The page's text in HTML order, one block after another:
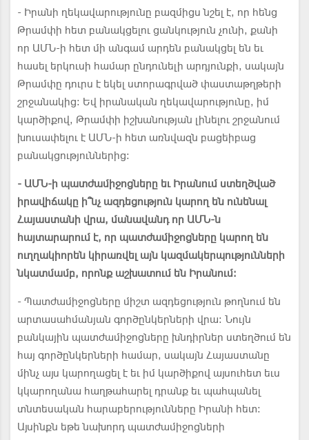
- Իրանի ղեկավարությունը բազմիցս նշել է, որ հենց
Թրամփի հետ բանակցելու ցանկություն չունի, քանի
որ ԱՄՆ-ի հետ մի անգամ արդեն բանակցել են եւ
հասել երկուսի համար ընդունելի արդյունքի, սակայն
Թրամփը դուրս է եկել ստորագրված փաստաթղթերի
շրջանակից: Եվ իրանական ղեկավարությունը, իմ
կարծիքով, Թրամփի իշխանության լինելու շրջանում
խուսափելու է ԱՄՆ-ի հետ առնվազն բացեիբաց
բանակցություններից:
- ԱՄՆ-ի պատժամիջոցները եւ Իրանում ստեղծված
իրավիճակը ի՞նչ ազդեցություն կարող են ունենալ
Հայաստանի վրա, մանավանդ որ ԱՄՆ-ն
հայտարարում է, որ պատժամիջոցները կարող են
ուղղակիորեն կիրառվել այն կազմակերպությունների
նկատմամբ, որոնք աշխատում են Իրանում:
- Պատժամիջոցները միշտ ազդեցություն թողնում են
արտասահմանյան գործընկերների վրա: Նույն
բանկային պատժամիջոցները խնդիրներ ստեղծում են
հայ գործընկերների համար, սակայն Հայաստանը
մինչ այս կարողացել է եւ իմ կարծիքով այսուհետ եւս
կկարողանա հաղթահարել դրանք եւ պահպանել
տնտեսական հարաբերությունները Իրանի հետ:
Այսինքն եթե նախորդ պատժամիջոցների